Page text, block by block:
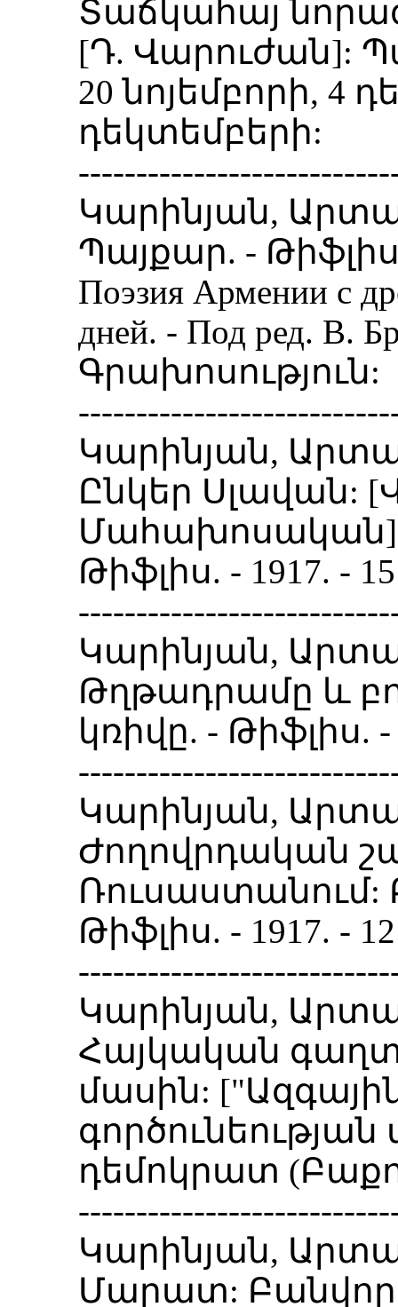
Տաճկահայ
[Դ. Վարուժան]:
20 նոյեմբորի, 4
դեկտեմբերի:
Կարինյան,
Պայքար. -
Поэзия Армении с
дней. - Под ред. В.
Գրախոսություն:
Կարինյան,
Ընկեր Սլավան:
Մահախոսական]:
Թիֆլիս. - 1917. -
Կարինյան,
Թղթադրամը և
կռիվը. - Թիֆլիս.
Կարինյան,
Ժողովրդական
Ռուսաստանում:
Թիֆլիս. - 1917. -
Կարինյան,
Հայկական
մասին: ["Ազգային
դեմոկրատ
Կարինյան,
Մարատ: Բանվորի